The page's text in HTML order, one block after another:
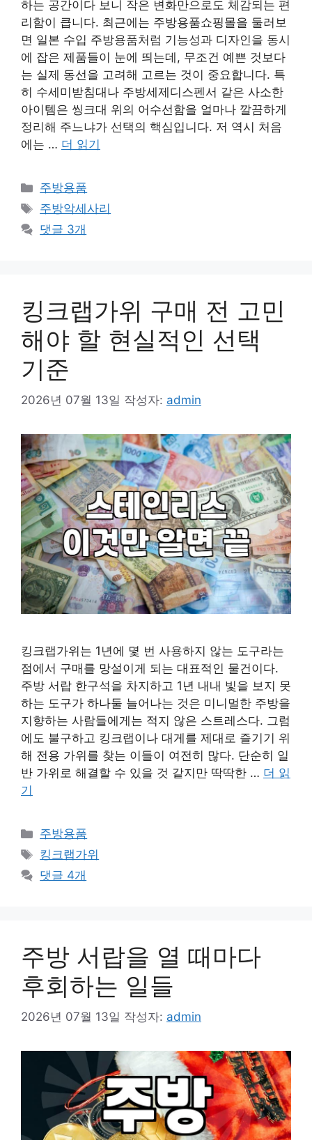
하는 공간이다 보니 작은 변화만으로도 체감되는 편
리함이 큽니다. 최근에는 주방용품쇼핑몰을 둘러보
면 일본 수입 주방용품처럼 기능성과 디자인을 동시
에 잡은 제품들이 눈에 띄는데, 무조건 예쁜 것보다
는 실제 동선을 고려해 고르는 것이 중요합니다. 특
히 수세미받침대나 주방세제디스펜서 같은 사소한
아이템은 씽크대 위의 어수선함을 얼마나 깔끔하게
정리해 주느냐가 선택의 핵심입니다. 저 역시 처음
에는 … 더 읽기
카
테
리
주방용품
태
그
주방악세사리
댓글 3개
킹크랩가위 구매 전 고민
해야 할 현실적인 선택
기준
2026년 07월 13일 작성자: admin
킹크랩가위는 1년에 몇 번 사용하지 않는 도구라는
점에서 구매를 망설이게 되는 대표적인 물건이다.
주방 서랍 한구석을 차지하고 1년 내내 빛을 보지 못
하는 도구가 하나둘 늘어나는 것은 미니멀한 주방을
지향하는 사람들에게는 적지 않은 스트레스다. 그럼
에도 불구하고 킹크랩이나 대게를 제대로 즐기기 위
해 전용 가위를 찾는 이들이 여전히 많다. 단순히 일
반 가위로 해결할 수 있을 것 같지만 딱딱한 … 더 읽
기
카
테
리
주방용품
태
그
킹크랩가위
댓글 4개
주방 서랍을 열 때마다
후회하는 일들
2026년 07월 13일 작성자: admin